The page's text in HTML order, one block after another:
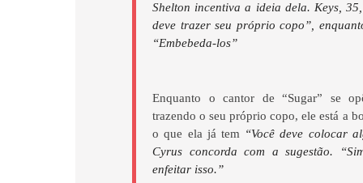
Shelton incentiva a ideia dela. Keys,
deve trazer seu próprio copo”,
“Embebeda-los”
Enquanto o cantor de “Sugar” se
trazendo o seu próprio copo, ele está a
o que ela já tem “Você deve colocar
Cyrus concorda com a sugestão.
enfeitar isso.”